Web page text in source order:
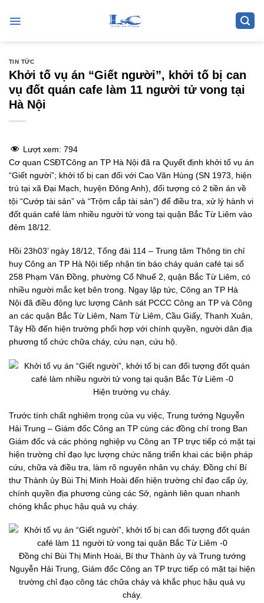
TIN TỨC
Khởi tố vụ án “Giết người”, khởi tố bị can
vụ đốt quán cafe làm 11 người tử vong tại
Hà Nội
Lượt xem: 794
Cơ quan CSĐTCông an TP Hà Nội đã ra Quyết định khởi tố vụ án
“Giết người”; khởi tố bị can đối với Cao Văn Hùng (SN 1973, hiện
trú tại xã Đại Mạch, huyện Đông Anh), đối tượng có 2 tiền án về
tội “Cướp tài sản” và “Trộm cắp tài sản”) để điều tra, xử lý hành vi
đốt quán café làm nhiều người tử vong tại quận Bắc Từ Liêm vào
đêm 18/12.
Hồi 23h03’ ngày 18/12, Tổng đài 114 – Trung tâm Thông tin chỉ
huy Công an TP Hà Nội tiếp nhận tin báo cháy quán café tại số
258 Phạm Văn Đồng, phường Cổ Nhuế 2, quận Bắc Từ Liêm, có
nhiều người mắc kẹt bên trong. Ngay lập tức, Công an TP Hà
Nội đã điều động lực lượng Cảnh sát PCCC Công an TP và Công
an các quận Bắc Từ Liêm, Nam Từ Liêm, Cầu Giấy, Thanh Xuân,
Tây Hồ đến hiện trường phối hợp với chính quyền, người dân địa
phương tổ chức chữa cháy, cứu nạn, cứu hộ.
Hiện trường vụ cháy.
Trước tính chất nghiêm trọng của vụ việc, Trung tướng Nguyễn
Hải Trung – Giám đốc Công an TP cùng các đồng chí trong Ban
Giám đốc và các phòng nghiệp vụ Công an TP trực tiếp có mặt tại
hiện trường chỉ đạo lực lượng chức năng triển khai các biện pháp
cứu, chữa và điều tra, làm rõ nguyên nhân vụ cháy. Đồng chí Bí
thư Thành ủy Bùi Thị Minh Hoài đến hiện trường chỉ đạo cấp ủy,
chính quyền địa phương cùng các Sở, ngành liên quan nhanh
chóng khắc phục hậu quả vụ cháy.
Đồng chí Bùi Thị Minh Hoài, Bí thư Thành ủy và Trung tướng
Nguyễn Hải Trung, Giám đốc Công an TP trực tiếp có mặt tại hiện
trường chỉ đạo công tác chữa cháy và khắc phục hậu quả vụ
cháy.